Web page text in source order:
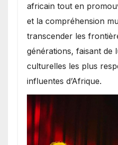
africain tout en
et la compréhension
transcender les
générations, faisant de
culturelles les plus
influentes d’Afrique.